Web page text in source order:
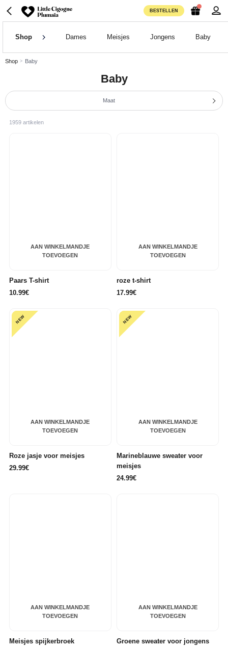
BESTELLEN
Shop Dames Meisjes Jongens Baby
Shop Baby
Baby
Maat
1959 artikelen
AAN WINKELMANDJE
TOEVOEGEN
Paars T-shirt
10.99€
AAN WINKELMANDJE
TOEVOEGEN
roze t-shirt
17.99€
AAN WINKELMANDJE
TOEVOEGEN
NEW
Roze jasje voor meisjes
29.99€
AAN WINKELMANDJE
TOEVOEGEN
NEW
Marineblauwe sweater voor
meisjes
24.99€
AAN WINKELMANDJE
TOEVOEGEN
Meisjes spijkerbroek
AAN WINKELMANDJE
TOEVOEGEN
Groene sweater voor jongens